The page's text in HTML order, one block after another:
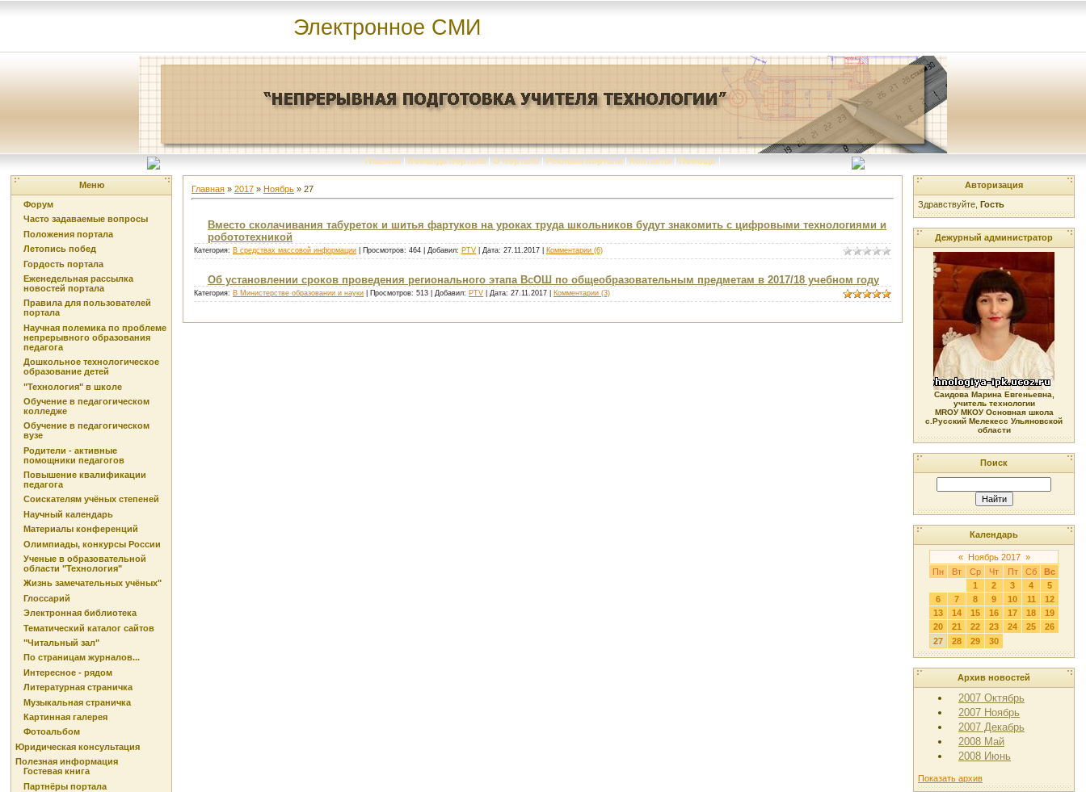
Электронное СМИ
Главная | Команда портала | О портале | Реклама портала | Контакты | Помощь |
Меню
Форум
Часто задаваемые вопросы
Положения портала
Летопись побед
Гордость портала
Еженедельная рассылка
новостей портала
Правила для пользователей
портала
Научная полемика по проблеме
непрерывного образования
педагога
Дошкольное технологическое
образование детей
"Технология" в школе
Обучение в педагогическом
колледже
Обучение в педагогическом
вузе
Родители - активные
помощники педагогов
Повышение квалификации
педагога
Соискателям учёных степеней
Научный календарь
Материалы конференций
Олимпиады, конкурсы России
Ученые в образовательной
области "Технология"
Жизнь замечательных учёных"
Глоссарий
Электронная библиотека
Тематический каталог сайтов
"Читальный зал"
По страницам журналов...
Интересное - рядом
Литературная страничка
Музыкальная страничка
Картинная галерея
Фотоальбом
Юридическая консультация
Полезная информация
Гостевая книга
Партнёры портала
Главная » 2017 » Ноябрь » 27
Вместо сколачивания табуреток и шитья фартуков на уроках труда школьников будут знакомить с цифровыми технологиями и
робототехникой
Категория: В средствах массовой информации | Просмотров: 464 | Добавил: PTV | Дата: 27.11.2017 Комментарии (6)
Об установлении сроков проведения регионального этапа ВсОШ по общеобразовательным предметам в 2017/18 учебном году
Категория: В Министерстве образовании и науки | Просмотров: 513 | Добавил: PTV | Дата: 27.11.2017 Комментарии (3)
Авторизация
Здравствуйте, Гость
Дежурный администратор
Саидова Марина Евгеньевна,
учитель технологии
МRОУ МКОУ Основная школа
с.Русский Мелекесс Ульяновской
области
Поиск
Календарь
« Ноябрь 2017 »
Пн
Вт Ср Чт Пт Сб
Вс
1
2 3 4
5
6
7 8 9 10 11
12
13
14 15 16 17 18
19
20
21 22 23 24 25
26
27
28 29 30
Архив новостей
2007 Октябрь
2007 Ноябрь
2007 Декабрь
2008 Май
2008 Июнь
Показать архив